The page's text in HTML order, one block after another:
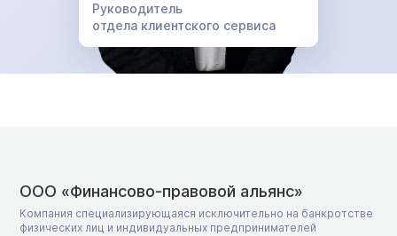
Руководитель
отдела клиентского сервиса
ООО «Финансово-правовой альянс»
Компания специализирующаяся исключительно на банкротстве
физических лиц и индивидуальных предпринимателей